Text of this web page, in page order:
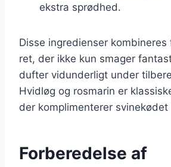
ekstra sprødhed.
Disse ingredienser
ret, der ikke kun smager
dufter vidunderligt under
Hvidløg og rosmarin er
der komplimenterer
Forberedelse af